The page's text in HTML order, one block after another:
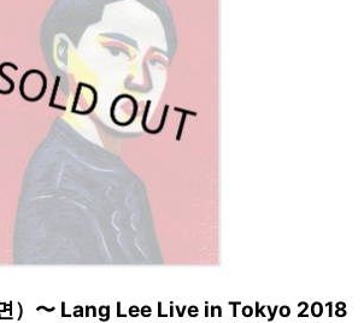
）〜 Lang Lee Live in Tokyo 2018